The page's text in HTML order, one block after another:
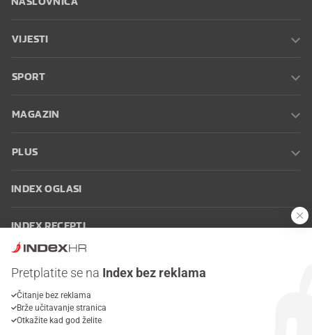
VIJESTI
SPORT
MAGAZIN
PLUS
INDEX OGLASI
INDEX RECEPTI
Oglašavanje Zaposli se na Indexu
korištenja
Postavke kolačića
Pretplatite se na Index bez reklama
Čitanje bez reklama
Brže učitavanje stranica
Otkažite kad god želite